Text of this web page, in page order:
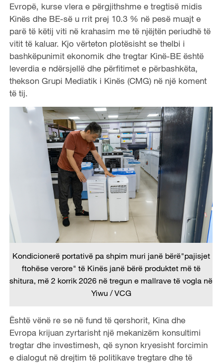
Evropë, kurse vlera e përgjithshme e tregtisë midis
Kinës dhe BE-së u rrit prej 10.3 % në pesë muajt e
parë të këtij viti në krahasim me të njëjtën periudhë të
vitit të kaluar. Kjo vërteton plotësisht se thelbi i
bashkëpunimit ekonomik dhe tregtar Kinë-BE është
leverdia e ndërsjellë dhe përfitimet e përbashkëta,
thekson Grupi Mediatik i Kinës (CMG) në një koment
të tij.
Kondicionerë portativë pa shpim muri janë bërë"pajisjet
ftohëse verore" të Kinës janë bërë produktet më të
shitura, më 2 korrik 2026 në tregun e mallrave të vogla në
Yiwu / VCG
Është vënë re se në fund të qershorit, Kina dhe
Evropa krijuan zyrtarisht një mekanizëm konsultimi
tregtar dhe investimesh, që synon kryesisht forcimin
e dialogut në drejtim të politikave tregtare dhe të